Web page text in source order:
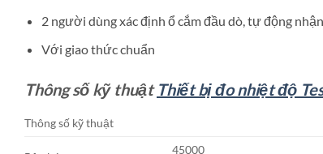
2 người dùng xác định ổ cắm đầu dò, tự động
Với giao thức chuẩn
Thông số kỹ thuật Thiết bị đo nhiệt độ
Thông số kỹ thuật
45000